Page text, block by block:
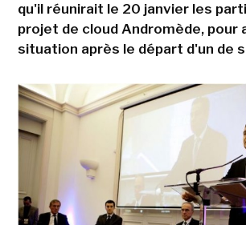
qu'il réunirait le 20 janvier les
projet de cloud Andromède, pour
situation après le départ d'un de